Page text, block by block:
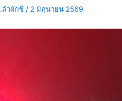
ลำผักชี / 2 มิถุนายน 2569